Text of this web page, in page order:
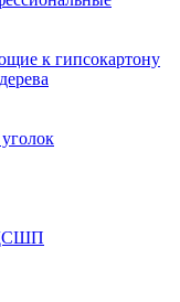
к гипсокартону